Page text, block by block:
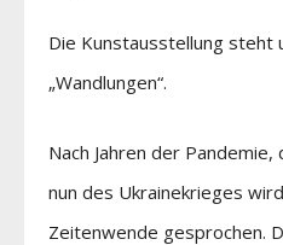
Die Kunstausstellung
„Wandlungen“.
Nach Jahren der
nun des Ukrainekrieges
Zeitenwende gesprochen.